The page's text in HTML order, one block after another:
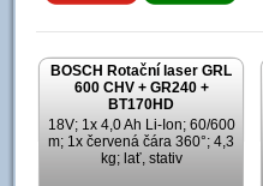
BOSCH Rotační laser GRL
600 CHV + GR240 +
BT170HD
18V; 1x 4,0 Ah Li-Ion; 60/600
m; 1x červená čára 360°; 4,3
kg; lať, stativ